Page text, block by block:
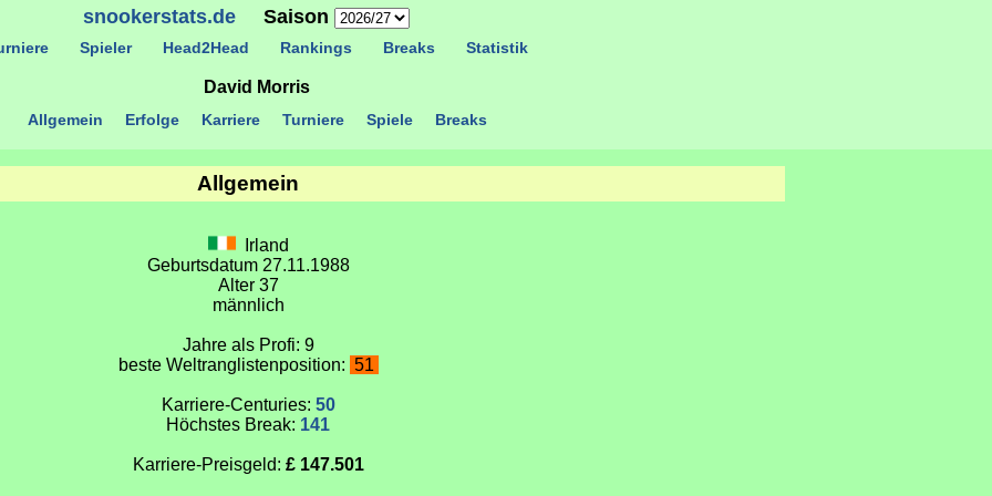
snookerstats.deSaison
Spieler Head2Head Rankings Breaks Statistik
David Morris
Allgemein
Irland
Geburtsdatum 27.11.1988
Alter 37
männlich
Jahre als Profi: 9
beste Weltranglistenposition: 51
Karriere-Centuries: 50
Höchstes Break: 141
Karriere-Preisgeld: £ 147.501
Allgemein Erfolge Karriere Turniere Spiele Breaks